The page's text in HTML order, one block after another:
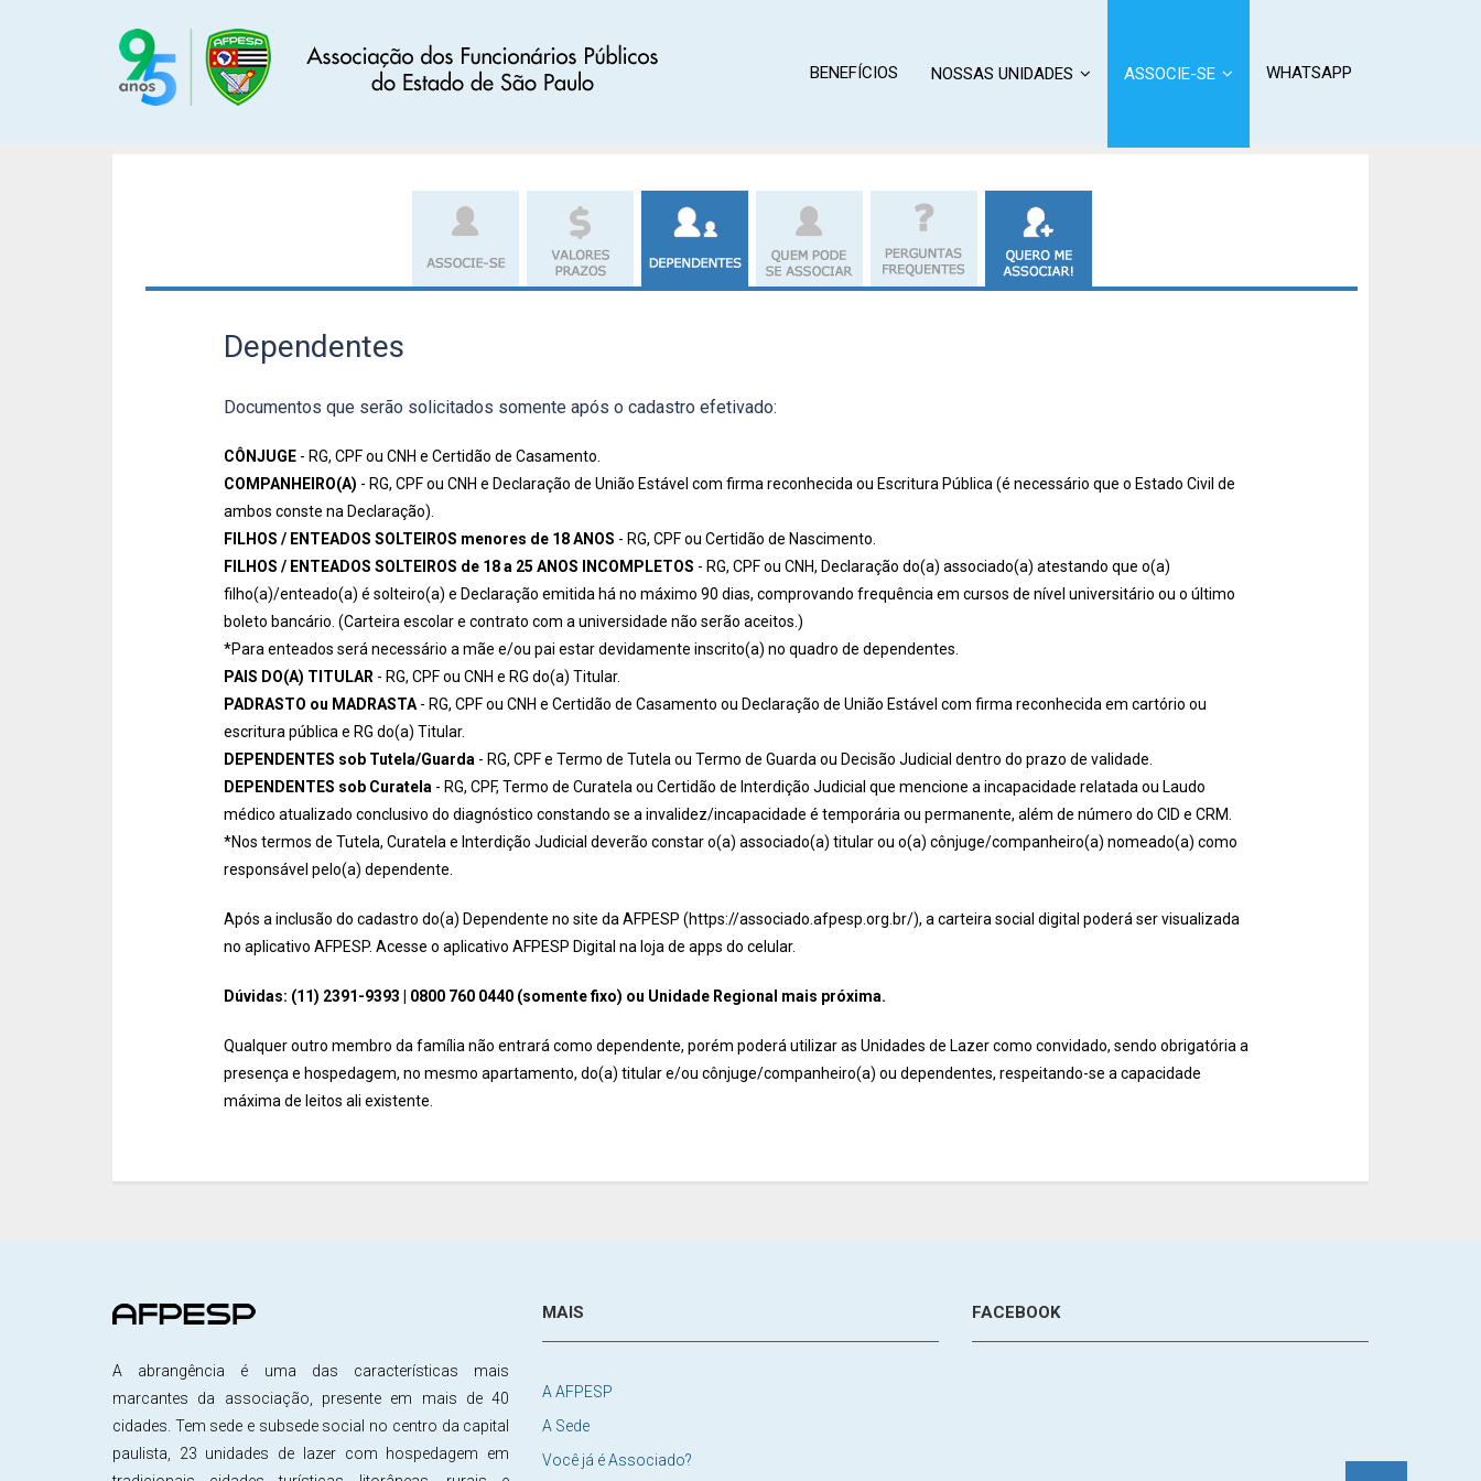
BENEFÍCIOS NOSSAS UNIDADES ASSOCIE-SE WHATSAPP
Quero me associar
Dependentes
Documentos que serão solicitados somente após o cadastro efetivado:
CÔNJUGE- RG, CPF ou CNH e Certidão de Casamento.
COMPANHEIRO(A) - RG, CPF ou CNH e Declaração de União Estável com firma reconhecida ou Escritura Pública (é necessário que o Estado Civil de
ambos conste na Declaração).
FILHOS / ENTEADOS SOLTEIROS menores de 18 ANOS - RG, CPF ou Certidão de Nascimento.
FILHOS / ENTEADOS SOLTEIROS de 18 a 25 ANOS INCOMPLETOS - RG, CPF ou CNH, Declaração do(a) associado(a) atestando que o(a)
filho(a)/enteado(a) é solteiro(a) e Declaração emitida há no máximo 90 dias, comprovando frequência em cursos de nível universitário ou o último
boleto bancário. (Carteira escolar e contrato com a universidade não serão aceitos.)
*Para enteados será necessário a mãe e/ou pai estar devidamente inscrito(a) no quadro de dependentes.
PAIS DO(A) TITULAR- RG, CPF ou CNH e RG do(a) Titular.
PADRASTO ou MADRASTA- RG, CPF ou CNH e Certidão de Casamento ou Declaração de União Estável com firma reconhecida em cartório ou
escritura pública e RG do(a) Titular.
DEPENDENTES sob Tutela/Guarda- RG, CPF e Termo de Tutela ou Termo de Guarda ou Decisão Judicial dentro do prazo de validade.
DEPENDENTES sob Curatela- RG, CPF, Termo de Curatela ou Certidão de Interdição Judicial que mencione a incapacidade relatada ou Laudo
médico atualizado conclusivo do diagnóstico constando se a invalidez/incapacidade é temporária ou permanente, além de número do CID e CRM.
*Nos termos de Tutela, Curatela e Interdição Judicial deverão constar o(a) associado(a) titular ou o(a) cônjuge/companheiro(a) nomeado(a) como
responsável pelo(a) dependente.
Após a inclusão do cadastro do(a) Dependente no site da AFPESP (https://associado.afpesp.org.br/), a carteira social digital poderá ser visualizada
no aplicativo AFPESP. Acesse o aplicativo AFPESP Digital na loja de apps do celular.
Dúvidas: (11) 2391-9393 | 0800 760 0440 (somente fixo) ou Unidade Regional mais próxima.
Qualquer outro membro da família não entrará como dependente, porém poderá utilizar as Unidades de Lazer como convidado, sendo obrigatória a
presença e hospedagem, no mesmo apartamento, do(a) titular e/ou cônjuge/companheiro(a) ou dependentes, respeitando-se a capacidade
máxima de leitos ali existente.
A abrangência é uma das características mais
marcantes da associação, presente em mais de 40
cidades. Tem sede e subsede social no centro da capital
paulista, 23 unidades de lazer com hospedagem em
MAIS
A AFPESP
A Sede
Você já é Associado?
FACEBOOK